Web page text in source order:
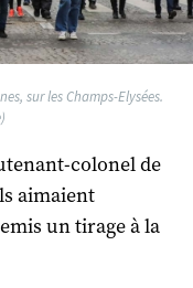
sur les Champs-Elysées.
colonel de
aimaient
un tirage à la